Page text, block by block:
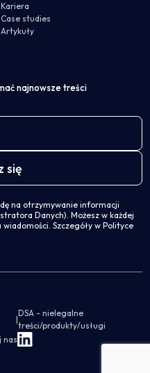
Kariera
Case studies
Artykuły
najnowsze treści
na otrzymywanie informacji
Danych). Możesz w każdej
Szczegóły w Polityce
|
DSA - nielegalne
treści/produkty/usługi
nas